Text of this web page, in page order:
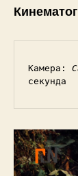
Камера:
секунда